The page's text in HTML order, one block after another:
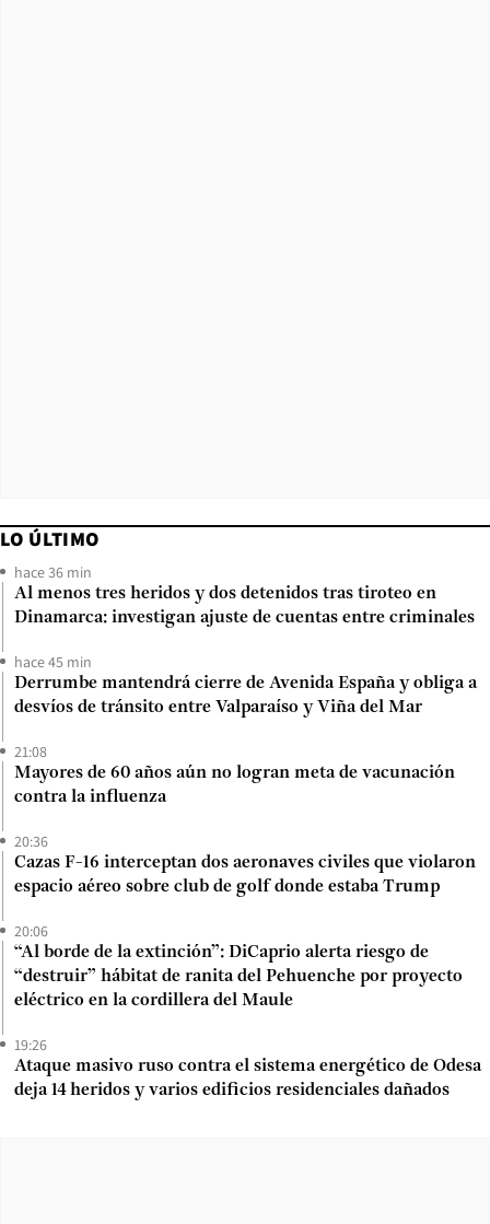
LO ÚLTIMO
hace 36 min
Al menos tres heridos y dos detenidos tras tiroteo en
Dinamarca: investigan ajuste de cuentas entre criminales
hace 45 min
Derrumbe mantendrá cierre de Avenida España y obliga a
desvíos de tránsito entre Valparaíso y Viña del Mar
21:08
Mayores de 60 años aún no logran meta de vacunación
contra la influenza
20:36
Cazas F-16 interceptan dos aeronaves civiles que violaron
espacio aéreo sobre club de golf donde estaba Trump
20:06
“Al borde de la extinción”: DiCaprio alerta riesgo de
“destruir” hábitat de ranita del Pehuenche por proyecto
eléctrico en la cordillera del Maule
19:26
Ataque masivo ruso contra el sistema energético de Odesa
deja 14 heridos y varios edificios residenciales dañados